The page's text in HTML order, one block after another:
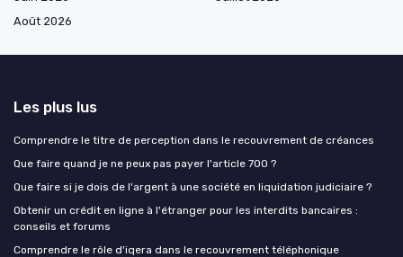
Août 2026
Les plus lus
Comprendre le titre de perception dans le recouvrement de créances
Que faire quand je ne peux pas payer l'article 700 ?
Que faire si je dois de l'argent à une société en liquidation judiciaire ?
Obtenir un crédit en ligne à l'étranger pour les interdits bancaires :
conseils et forums
Comprendre le rôle d'iqera dans le recouvrement téléphonique